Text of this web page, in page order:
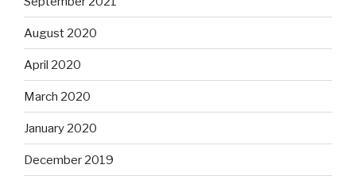
August 2020
April 2020
March 2020
January 2020
December 2019